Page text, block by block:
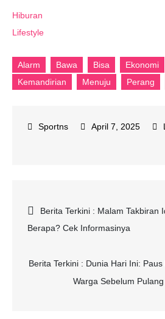
Hiburan
Lifestyle
Alarm Bawa Bisa Ekonomi
Kemandirian
Menuju Perang
April 7, 2025
Perang
Tarif
Bisa
Post
navigation
Berita Terkini : Malam Takbiran
Berapa? Cek Informasinya
Berita Terkini : Dunia Hari Ini:
Warga Sebelum